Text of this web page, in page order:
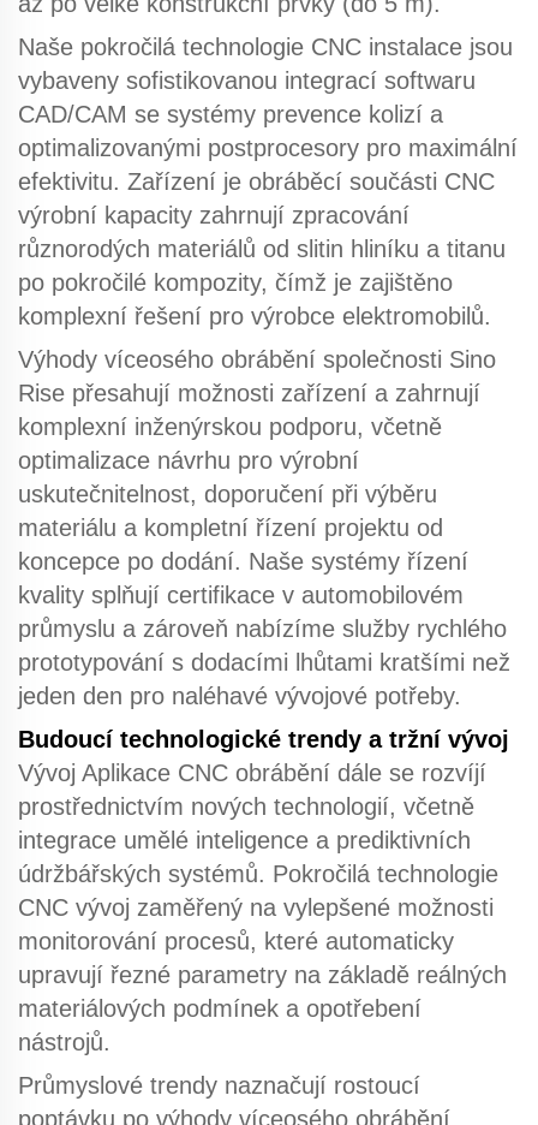
Naše pokročilá technologie CNC instalace jsou
vybaveny sofistikovanou integrací softwaru
CAD/CAM se systémy prevence kolizí a
optimalizovanými postprocesory pro maximální
efektivitu. Zařízení je obráběcí součásti CNC
výrobní kapacity zahrnují zpracování
různorodých materiálů od slitin hliníku a titanu
po pokročilé kompozity, čímž je zajištěno
komplexní řešení pro výrobce elektromobilů.
Výhody víceosého obrábění společnosti Sino
Rise přesahují možnosti zařízení a zahrnují
komplexní inženýrskou podporu, včetně
optimalizace návrhu pro výrobní
uskutečnitelnost, doporučení při výběru
materiálu a kompletní řízení projektu od
koncepce po dodání. Naše systémy řízení
kvality splňují certifikace v automobilovém
průmyslu a zároveň nabízíme služby rychlého
prototypování s dodacími lhůtami kratšími než
jeden den pro naléhavé vývojové potřeby.
Budoucí technologické trendy a tržní vývoj
Vývoj Aplikace CNC obrábění dále se rozvíjí
prostřednictvím nových technologií, včetně
integrace umělé inteligence a prediktivních
údržbářských systémů. Pokročilá technologie
CNC vývoj zaměřený na vylepšené možnosti
monitorování procesů, které automaticky
upravují řezné parametry na základě reálných
materiálových podmínek a opotřebení
nástrojů.
Průmyslové trendy naznačují rostoucí
poptávku po výhody víceosého obrábění